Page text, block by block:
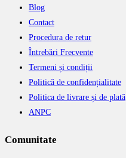
Blog
Contact
Procedura de retur
Întrebări Frecvente
Termeni și condiții
Politică de confidențialitate
Politica de livrare și de plată
ANPC
Comunitate